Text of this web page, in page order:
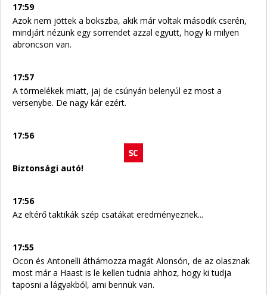
17:59
Azok nem jöttek a bokszba, akik már voltak második cserén,
mindjárt nézünk egy sorrendet azzal együtt, hogy ki milyen
abroncson van.
17:57
A törmelékek miatt, jaj de csúnyán belenyúl ez most a
versenybe. De nagy kár ezért.
17:56
Biztonsági autó!
17:56
Az eltérő taktikák szép csatákat eredményeznek...
17:55
Ocon és Antonelli áthámozza magát Alonsón, de az olasznak
most már a Haast is le kellen tudnia ahhoz, hogy ki tudja
taposni a lágyakból, ami bennük van.